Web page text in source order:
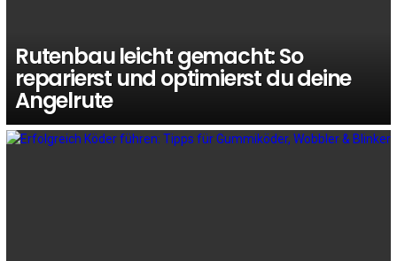
Rutenbau leicht gemacht: So
reparierst und optimierst du deine
Angelrute